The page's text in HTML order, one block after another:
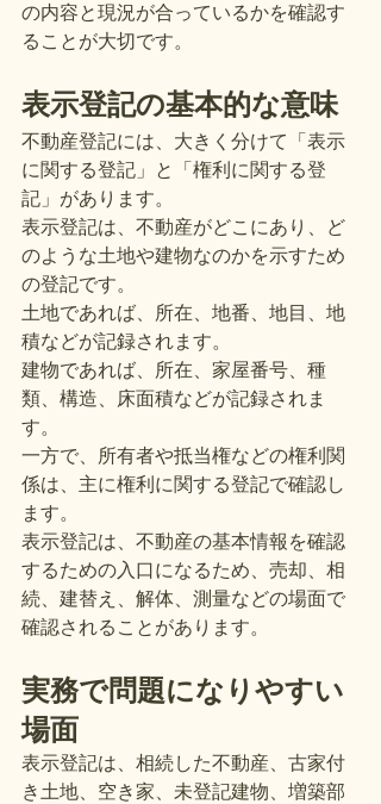
の内容と現況が合っているかを確認す
ることが大切です。
表示登記の基本的な意味
不動産登記には、大きく分けて「表示
に関する登記」と「権利に関する登
記」があります。
表示登記は、不動産がどこにあり、ど
のような土地や建物なのかを示すため
の登記です。
土地であれば、所在、地番、地目、地
積などが記録されます。
建物であれば、所在、家屋番号、種
類、構造、床面積などが記録されま
す。
一方で、所有者や抵当権などの権利関
係は、主に権利に関する登記で確認し
ます。
表示登記は、不動産の基本情報を確認
するための入口になるため、売却、相
続、建替え、解体、測量などの場面で
確認されることがあります。
実務で問題になりやすい
場面
表示登記は、相続した不動産、古家付
き土地、空き家、未登記建物、増築部